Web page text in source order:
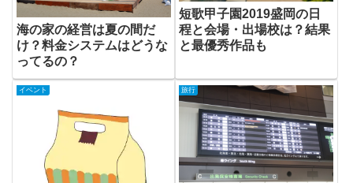
海の家の経営は夏の間だ
け？料金システムはどうな
ってるの？
短歌甲子園2019盛岡の日
程と会場・出場校は？結果
と最優秀作品も
イベント 旅行